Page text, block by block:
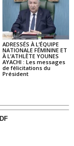
ADRESSÉS À L’ÉQUIPE
NATIONALE FÉMININE ET
À L’ATHLÈTE YOUNES
AYACHI : Les messages
de félicitations du
Président